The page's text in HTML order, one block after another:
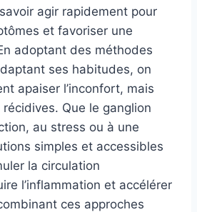
agir rapidement pour
et favoriser une
adoptant des méthodes
ses habitudes, on
apaiser l’inconfort, mais
Que le ganglion
au stress ou à une
simples et accessibles
la circulation
l’inflammation et accélérer
ces approches